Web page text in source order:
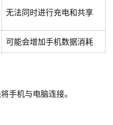
无法同时进行充电和共享
可能会增加手机数据消耗
手机与电脑连接。